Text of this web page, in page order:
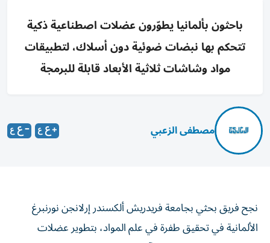
باحثون بألمانيا يطوّرون عضلات اصطناعية ذكية
تتحكم بها نبضات ضوئية دون أسلاك، لتطبيقات
مواد وشاشات ثلاثية الأبعاد قابلة للبرمجة
مصطفى الزعبي
نجح فريق بحثي بجامعة فريدريش ألكسندر إرلانجن نورنبرغ
الألمانية في تحقيق طفرة في علم المواد، بتطوير عضلات